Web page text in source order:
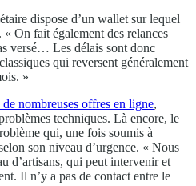
dispose d’un wallet sur lequel
« On fait également des relances
versé… Les délais sont donc
qui reversent généralement
»
nombreuses offres en ligne,
techniques. Là encore, le
qui, une fois soumis à
son niveau d’urgence. « Nous
d’artisans, qui peut intervenir et
Il n’y a pas de contact entre le